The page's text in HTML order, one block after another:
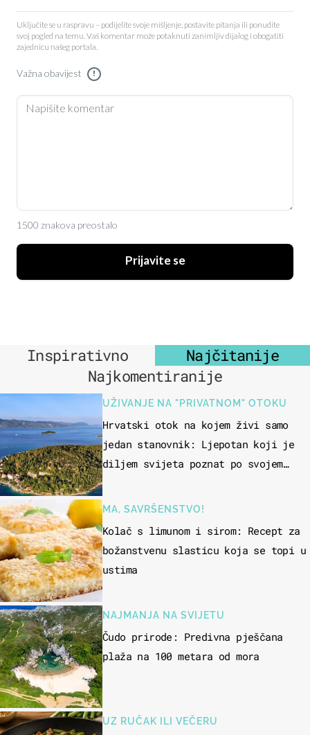
Uključite se u raspravu – podijelite svoje mišljenje, postavite pitanja ili ponudite
svoj pogled na temu. Vaš komentar može potaknuti zanimljiv dijalog i obogatiti
zajednicu našeg portala.
Važna obavijest !
1500 znakova preostalo
Prijavite se
Inspirativno
Najčitanije
Najkomentiranije
UŽIVANJE NA "PRIVATNOM" OTOKU
Hrvatski otok na kojem živi samo
jedan stanovnik: Ljepotan koji je
diljem svijeta poznat po svojem
MA, SAVRŠENSTVO!
Kolač s limunom i sirom: Recept za
božanstvenu slasticu koja se topi u
ustima
NAJMANJA NA SVIJETU
Čudo prirode: Predivna pješčana
plaža na 100 metara od mora
UZ RUČAK ILI VEČERU